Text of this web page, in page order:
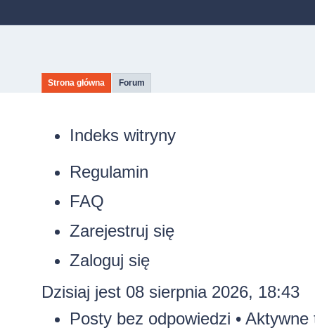
Strona główna Forum
Indeks witryny
Regulamin
FAQ
Zarejestruj się
Zaloguj się
Dzisiaj jest 08 sierpnia 2026, 18:43
Posty bez odpowiedzi • Aktywne